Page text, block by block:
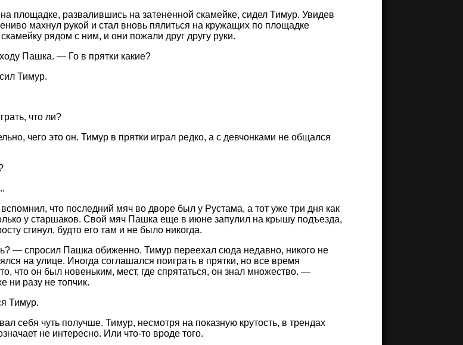
площадке, развалившись на затененной скамейке, сидел Тимур. Увидев
махнул рукой и стал вновь пялиться на кружащих по площадке
рядом с ним, и они пожали друг другу руки.
Пашка. — Го в прятки какие?
Тимур.
что ли?
чего это он. Тимур в прятки играл редко, а с девчонками не общался
что последний мяч во дворе был у Рустама, а тот уже три дня как
у старшаков. Свой мяч Пашка еще в июне запулил на крышу подъезда,
сгинул, будто его там и не было никогда.
— спросил Пашка обиженно. Тимур переехал сюда недавно, никого не
на улице. Иногда соглашался поиграть в прятки, но все время
что он был новеньким, мест, где спрятаться, он знал множество. —
ни разу не топчик.
Тимур.
себя чуть получше. Тимур, несмотря на показную крутость, в трендах
не интересно. Или что-то вроде того.